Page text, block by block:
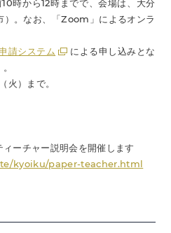
時から12時までで、会場は、大分
）。なお、「Zoom」によるオンラ
請システム
による申し込みとな
火）まで。
ーチャー説明会を開催します
kyoiku/paper-teacher.html